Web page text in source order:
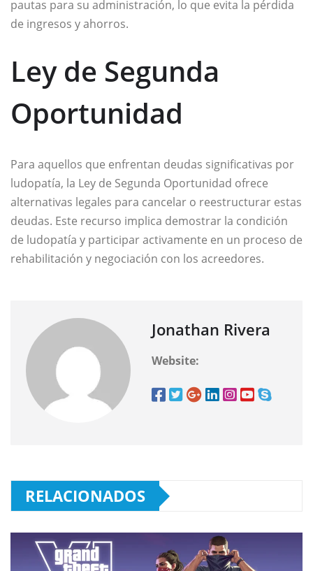
pautas para su administración, lo que evita la pérdida
de ingresos y ahorros.
Ley de Segunda
Oportunidad
Para aquellos que enfrentan deudas significativas por
ludopatía, la Ley de Segunda Oportunidad ofrece
alternativas legales para cancelar o reestructurar estas
deudas. Este recurso implica demostrar la condición
de ludopatía y participar activamente en un proceso de
rehabilitación y negociación con los acreedores.
Jonathan Rivera
Website:
RELACIONADOS